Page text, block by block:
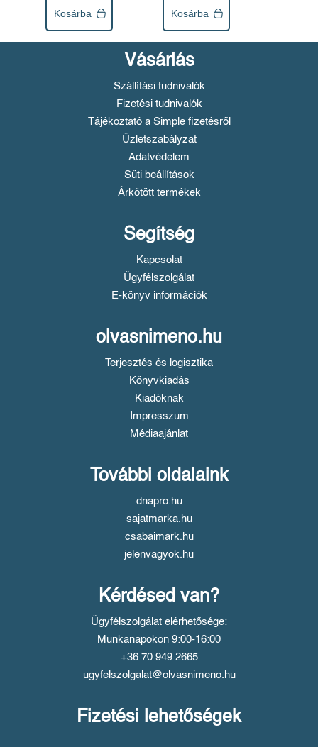
Kosárba Kosárba
Vásárlás
Szállítási tudnivalók
Fizetési tudnivalók
Tájékoztató a Simple fizetésről
Üzletszabályzat
Adatvédelem
Süti beállítások
Árkötött termékek
Segítség
Kapcsolat
Ügyfélszolgálat
E-könyv információk
olvasnimeno.hu
Terjesztés és logisztika
Könyvkiadás
Kiadóknak
Impresszum
Médiaajánlat
További oldalaink
dnapro.hu
sajatmarka.hu
csabaimark.hu
jelenvagyok.hu
Kérdésed van?
Ügyfélszolgálat elérhetősége:
Munkanapokon 9:00-16:00
+36 70 949 2665
ugyfelszolgalat@olvasnimeno.hu
Fizetési lehetőségek